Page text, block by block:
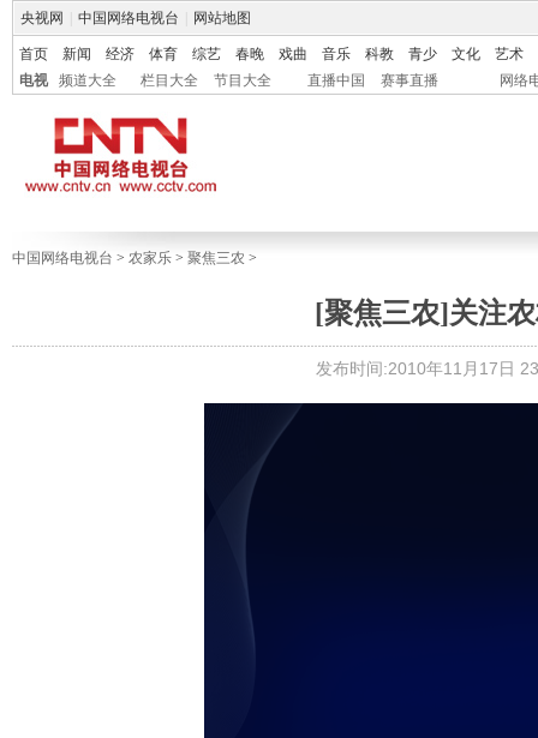
央视网 中国网络电视台 网站地图
首页 新闻 经济 体育 综艺 春晚 戏曲 音乐 科教 青少 文化
艺术
电视
频道大全 栏目大全 节目大全 直播中国 赛事直播 网络
中国网络电视台 > 农家乐 > 聚焦三农 >
[聚焦三农]关注
发布时间:2010年11月17日